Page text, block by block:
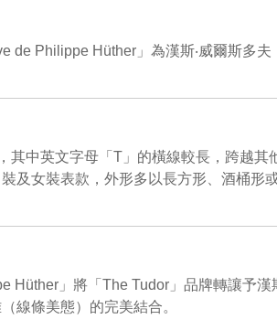
de Philippe Hüther」為漢斯‧威爾斯多
其中英文字母「T」的橫線較長，跨越
及女裝表款，外形多以長方形、酒桶
Hüther」將「The Tudor」品牌轉讓予
線條美態）的完美結合。